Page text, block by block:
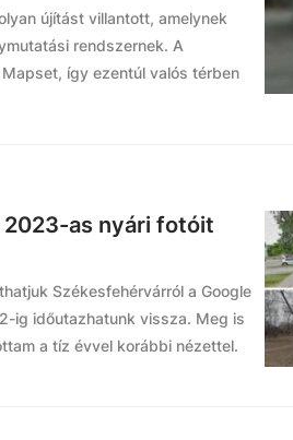
újítást villantott, amelynek
rendszernek. A
így ezentúl valós térben
2023-as nyári fotóit
Székesfehérvárról a Google
ig időutazhatunk vissza. Meg is
a tíz évvel korábbi nézettel.